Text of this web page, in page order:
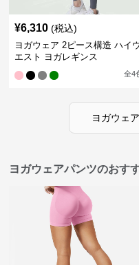
¥6,310 (税込)
ヨガウェア 2ピース構造 ハイウ
エスト ヨガレギンス
全4
ヨガウェア
ヨガウェアパンツのおす